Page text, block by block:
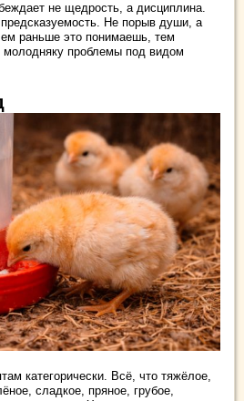
не щедрость, а дисциплина.
Не порыв души, а
раньше это понимаешь, тем
проблемы под видом
категорически. Всё, что тяжёлое,
сладкое, пряное, грубое,